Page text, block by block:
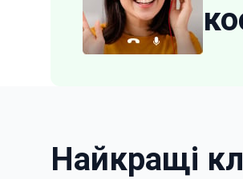
Найкращі